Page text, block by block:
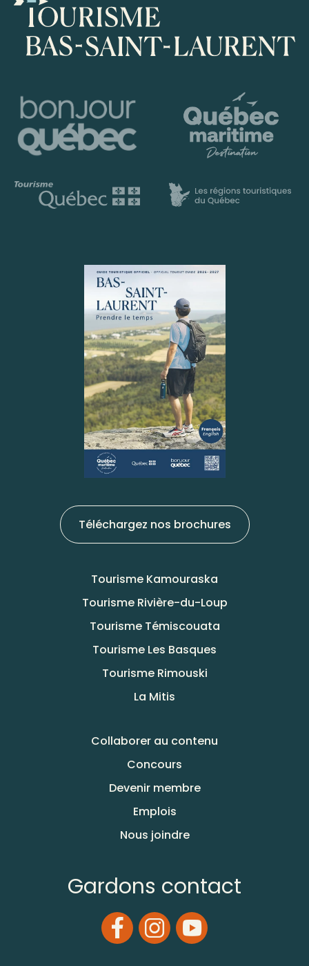
Téléchargez nos brochures
Tourisme Kamouraska
Tourisme Rivière-du-Loup
Tourisme Témiscouata
Tourisme Les Basques
Tourisme Rimouski
La Mitis
Collaborer au contenu
Concours
Devenir membre
Emplois
Nous joindre
Gardons contact